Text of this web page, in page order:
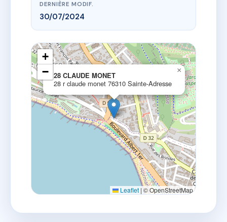
DERNIÈRE MODIF.
30/07/2024
28 CLAUDE MONET
28 r claude monet 76310 Sainte-Adresse
×
+
−
Leaflet | © OpenStreetMap